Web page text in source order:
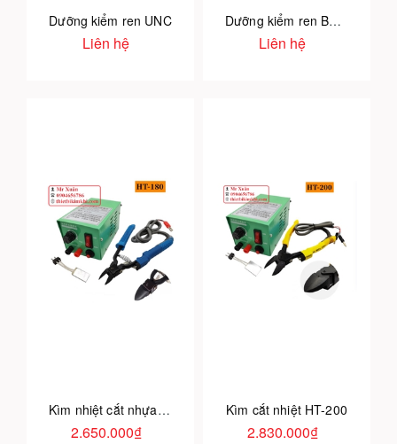
Dưỡng kiểm ren UNC
Liên hệ
Dưỡng kiểm ren BSW
Liên hệ
Kìm nhiệt cắt nhựa HT-180
2.650.000₫
Kìm cắt nhiệt HT-200
2.830.000₫